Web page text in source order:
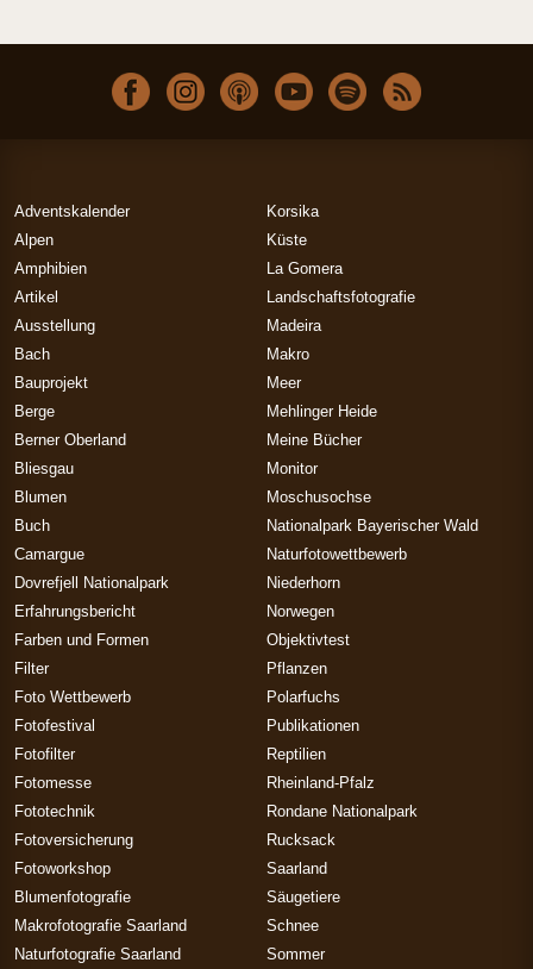
Adventskalender
Alpen
Amphibien
Artikel
Ausstellung
Bach
Bauprojekt
Berge
Berner Oberland
Bliesgau
Blumen
Buch
Camargue
Dovrefjell Nationalpark
Erfahrungsbericht
Farben und Formen
Filter
Foto Wettbewerb
Fotofestival
Fotofilter
Fotomesse
Fototechnik
Fotoversicherung
Fotoworkshop
Blumenfotografie
Makrofotografie Saarland
Naturfotografie Saarland
Korsika
Küste
La Gomera
Landschaftsfotografie
Madeira
Makro
Meer
Mehlinger Heide
Meine Bücher
Monitor
Moschusochse
Nationalpark Bayerischer Wald
Naturfotowettbewerb
Niederhorn
Norwegen
Objektivtest
Pflanzen
Polarfuchs
Publikationen
Reptilien
Rheinland-Pfalz
Rondane Nationalpark
Rucksack
Saarland
Säugetiere
Schnee
Sommer